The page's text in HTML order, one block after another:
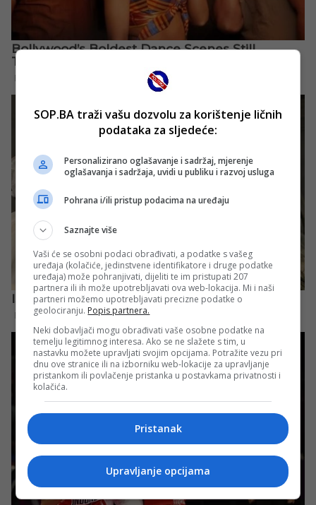
SOP.BA traži vašu dozvolu za korištenje ličnih
podataka za sljedeće:
Personalizirano oglašavanje i sadržaj, mjerenje
oglašavanja i sadržaja, uvidi u publiku i razvoj usluga
Pohrana i/ili pristup podacima na uređaju
Saznajte više
Vaši će se osobni podaci obrađivati, a podatke s vašeg
uređaja (kolačiće, jedinstvene identifikatore i druge podatke
uređaja) može pohranjivati, dijeliti te im pristupati 207
partnera ili ih može upotrebljavati ova web-lokacija. Mi i naši
partneri možemo upotrebljavati precizne podatke o
geolociranju. Popis partnera.
Neki dobavljači mogu obrađivati vaše osobne podatke na
temelju legitimnog interesa. Ako se ne slažete s tim, u
nastavku možete upravljati svojim opcijama. Potražite vezu pri
dnu ove stranice ili na izborniku web-lokacije za upravljanje
pristankom ili povlačenje pristanka u postavkama privatnosti i
kolačića.
Pristanak
Upravljanje opcijama